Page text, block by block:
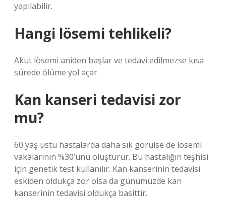
yapılabilir.
Hangi lösemi tehlikeli?
Akut lösemi aniden başlar ve tedavi edilmezse kısa
sürede ölüme yol açar.
Kan kanseri tedavisi zor
mu?
60 yaş üstü hastalarda daha sık görülse de lösemi
vakalarının %30’unu oluşturur. Bu hastalığın teşhisi
için genetik test kullanılır. Kan kanserinin tedavisi
eskiden oldukça zor olsa da günümüzde kan
kanserinin tedavisi oldukça basittir.